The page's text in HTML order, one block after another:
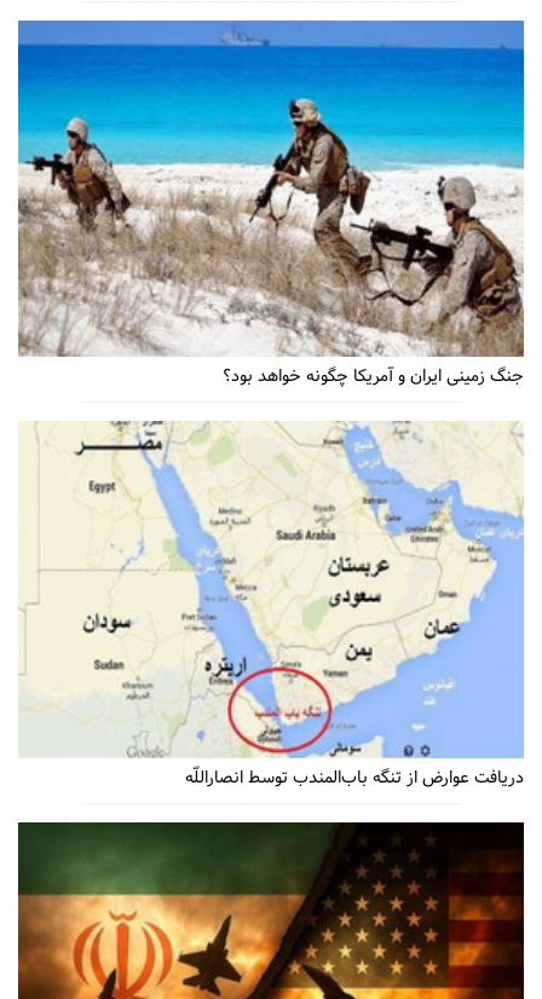
جنگ زمینی ایران و آمریکا چگونه خواهد بود؟
دریافت عوارض از تنگه باب‌المندب توسط انصاراللّه